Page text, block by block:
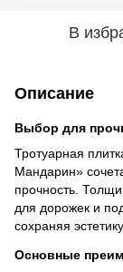
В
Описание
Выбор для
Тротуарная
Мандарин»
прочность.
для дорожек и
сохраняя
Основные